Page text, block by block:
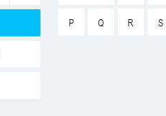
P Q R S